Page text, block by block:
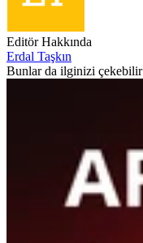
Editör Hakkında
Erdal Taşkın
Bunlar da ilginizi çekebilir